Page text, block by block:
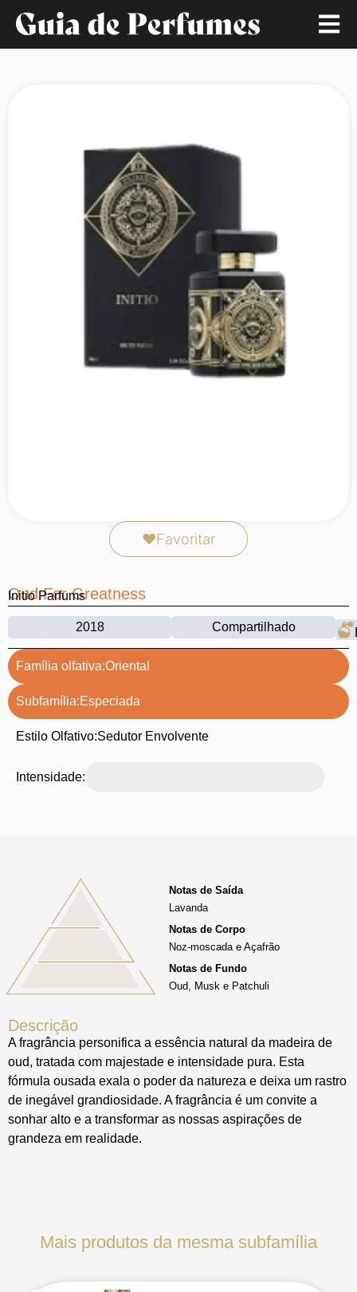
❤Favoritar
Oud For Greatness
Initio Parfums
2018 Compartilhado
Família olfativa:Oriental
Subfamília:Especiada
Estilo Olfativo:Sedutor Envolvente
Intensidade:
Descrição
A fragrância personifica a essência natural da madeira de
oud, tratada com majestade e intensidade pura. Esta
fórmula ousada exala o poder da natureza e deixa um rastro
de inegável grandiosidade. A fragrância é um convite a
sonhar alto e a transformar as nossas aspirações de
grandeza em realidade.
Notas de Saída
Lavanda
Notas de Corpo
Noz-moscada e Açafrão
Notas de Fundo
Oud, Musk e Patchuli
Mais produtos da mesma subfamília